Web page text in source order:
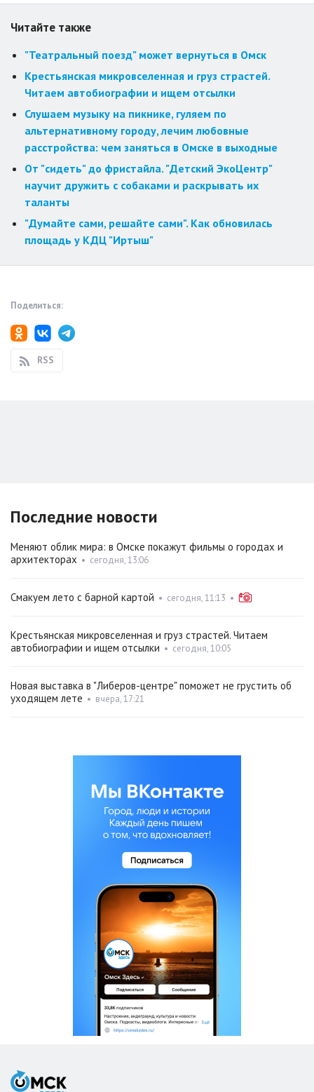
Читайте также
"Театральный поезд" может вернуться в Омск
Крестьянская микровселенная и груз страстей.
Читаем автобиографии и ищем отсылки
Слушаем музыку на пикнике, гуляем по
альтернативному городу, лечим любовные
расстройства: чем заняться в Омске в выходные
От "сидеть" до фристайла. "Детский ЭкоЦентр"
научит дружить с собаками и раскрывать их
таланты
"Думайте сами, решайте сами". Как обновилась
площадь у КДЦ "Иртыш"
Поделиться:
RSS
Последние новости
Меняют облик мира: в Омске покажут фильмы о городах и
архитекторах • сегодня, 13:06
Смакуем лето с барной картой • сегодня, 11:13 •
Крестьянская микровселенная и груз страстей. Читаем
автобиографии и ищем отсылки • сегодня, 10:05
Новая выставка в "Либеров-центре" поможет не грустить об
уходящем лете • вчера, 17:21